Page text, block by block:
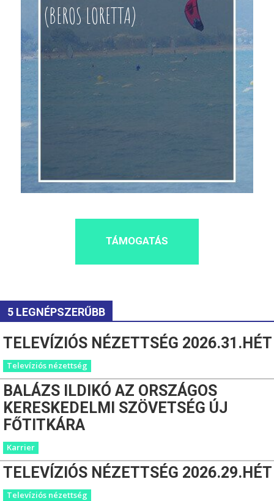
(BEROS LORETTA)
TÁMOGATÁS
5 LEGNÉPSZERŰBB
TELEVÍZIÓS NÉZETTSÉG 2026.31.HÉT
Televíziós nézettség
BALÁZS ILDIKÓ AZ ORSZÁGOS
KERESKEDELMI SZÖVETSÉG ÚJ
FŐTITKÁRA
Karrier
TELEVÍZIÓS NÉZETTSÉG 2026.29.HÉT
Televíziós nézettség